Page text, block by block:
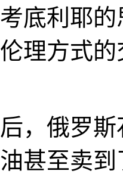
底利耶
理方式
，俄罗
甚至卖